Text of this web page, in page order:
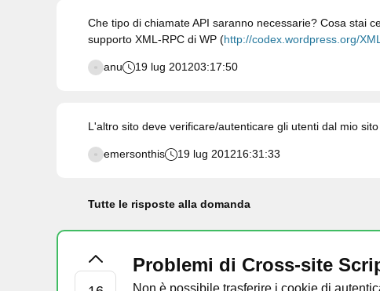
Che tipo di chiamate API saranno necessarie? Cosa stai
supporto XML-RPC di WP (http://codex.wordpress.org/
anu 19 lug 201203:17:50
L'altro sito deve verificare/autenticare gli utenti dal mio sito
emersonthis 19 lug 201216:31:33
Tutte le risposte alla domanda
Problemi di Cross-site
Non è possibile trasferire i cookie di